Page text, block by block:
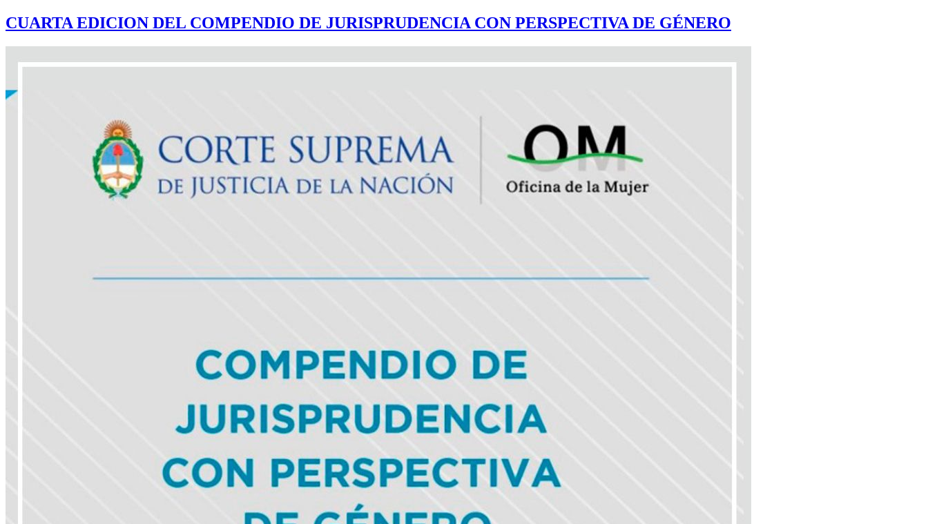
CUARTA EDICION DEL COMPENDIO DE JURISPRUDENCIA CON PERSPECTIVA DE GÉNERO